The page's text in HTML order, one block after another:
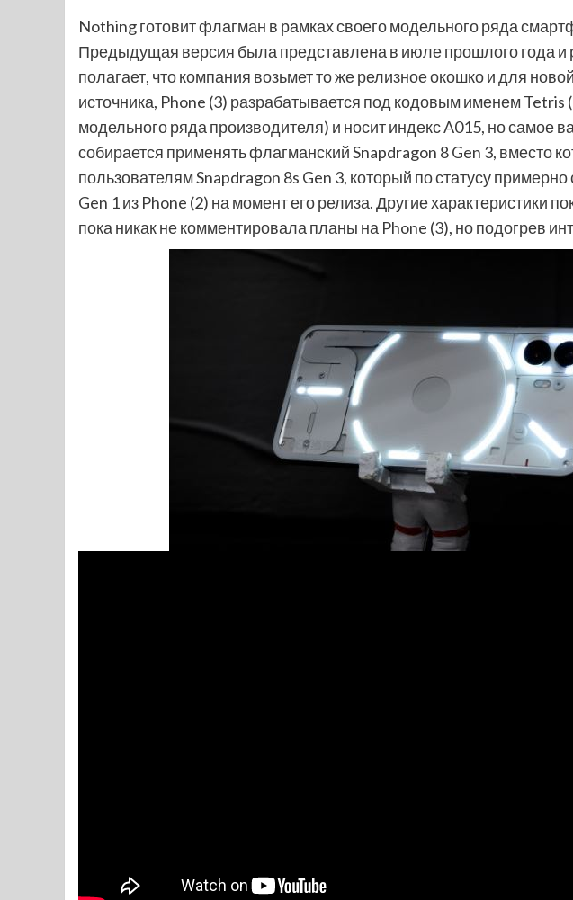
Nothing готовит флагман в рамках своего модельного ряда
Предыдущая версия была представлена в июле прошлого года и
полагает, что компания возьмет то же релизное окошко и для
источника, Phone (3) разрабатывается под кодовым именем Tetris
модельного ряда производителя) и носит индекс A015, но самое
собирается применять флагманский Snapdragon 8 Gen 3, вместо
пользователям Snapdragon 8s Gen 3, который по статусу примерно
Gen 1 из Phone (2) на момент его релиза. Другие характеристики
пока никак не комментировала планы на Phone (3), но подогрев